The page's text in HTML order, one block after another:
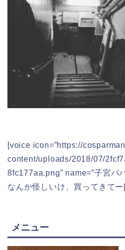
[voice icon=”https://
content/uploads/2018/07/
8fc177aa.png” name=”子宮バ
なんか怪しいけ、買ってきて
メニュー